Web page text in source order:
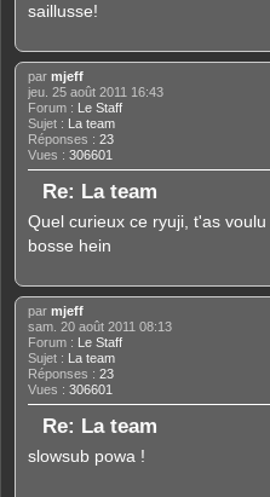
saillusse!
par mjeff
jeu. 25 août 2011 16:43
Forum : Le Staff
Sujet : La team
Réponses : 23
Vues : 306601
Re: La team
Quel curieux ce ryuji, t'as
bosse hein
par mjeff
sam. 20 août 2011 08:13
Forum : Le Staff
Sujet : La team
Réponses : 23
Vues : 306601
Re: La team
slowsub powa !